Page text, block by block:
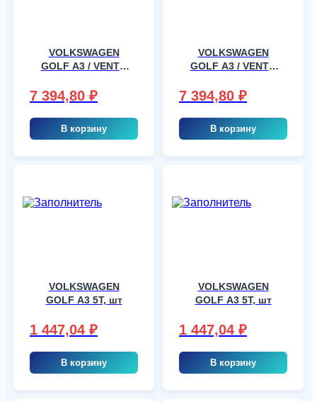
VOLKSWAGEN
GOLF A3 / VENTO
7 394,80 ₽
В корзину
VOLKSWAGEN
GOLF A3 / VENTO
7 394,80 ₽
В корзину
VOLKSWAGEN
GOLF A3 5T, шт
1 447,04 ₽
В корзину
VOLKSWAGEN
GOLF A3 5T, шт
1 447,04 ₽
В корзину